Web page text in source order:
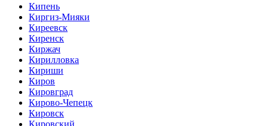
Кипень
Киргиз-Мияки
Киреевск
Киренск
Киржач
Кирилловка
Кириши
Киров
Кировград
Кирово-Чепецк
Кировск
Кировский